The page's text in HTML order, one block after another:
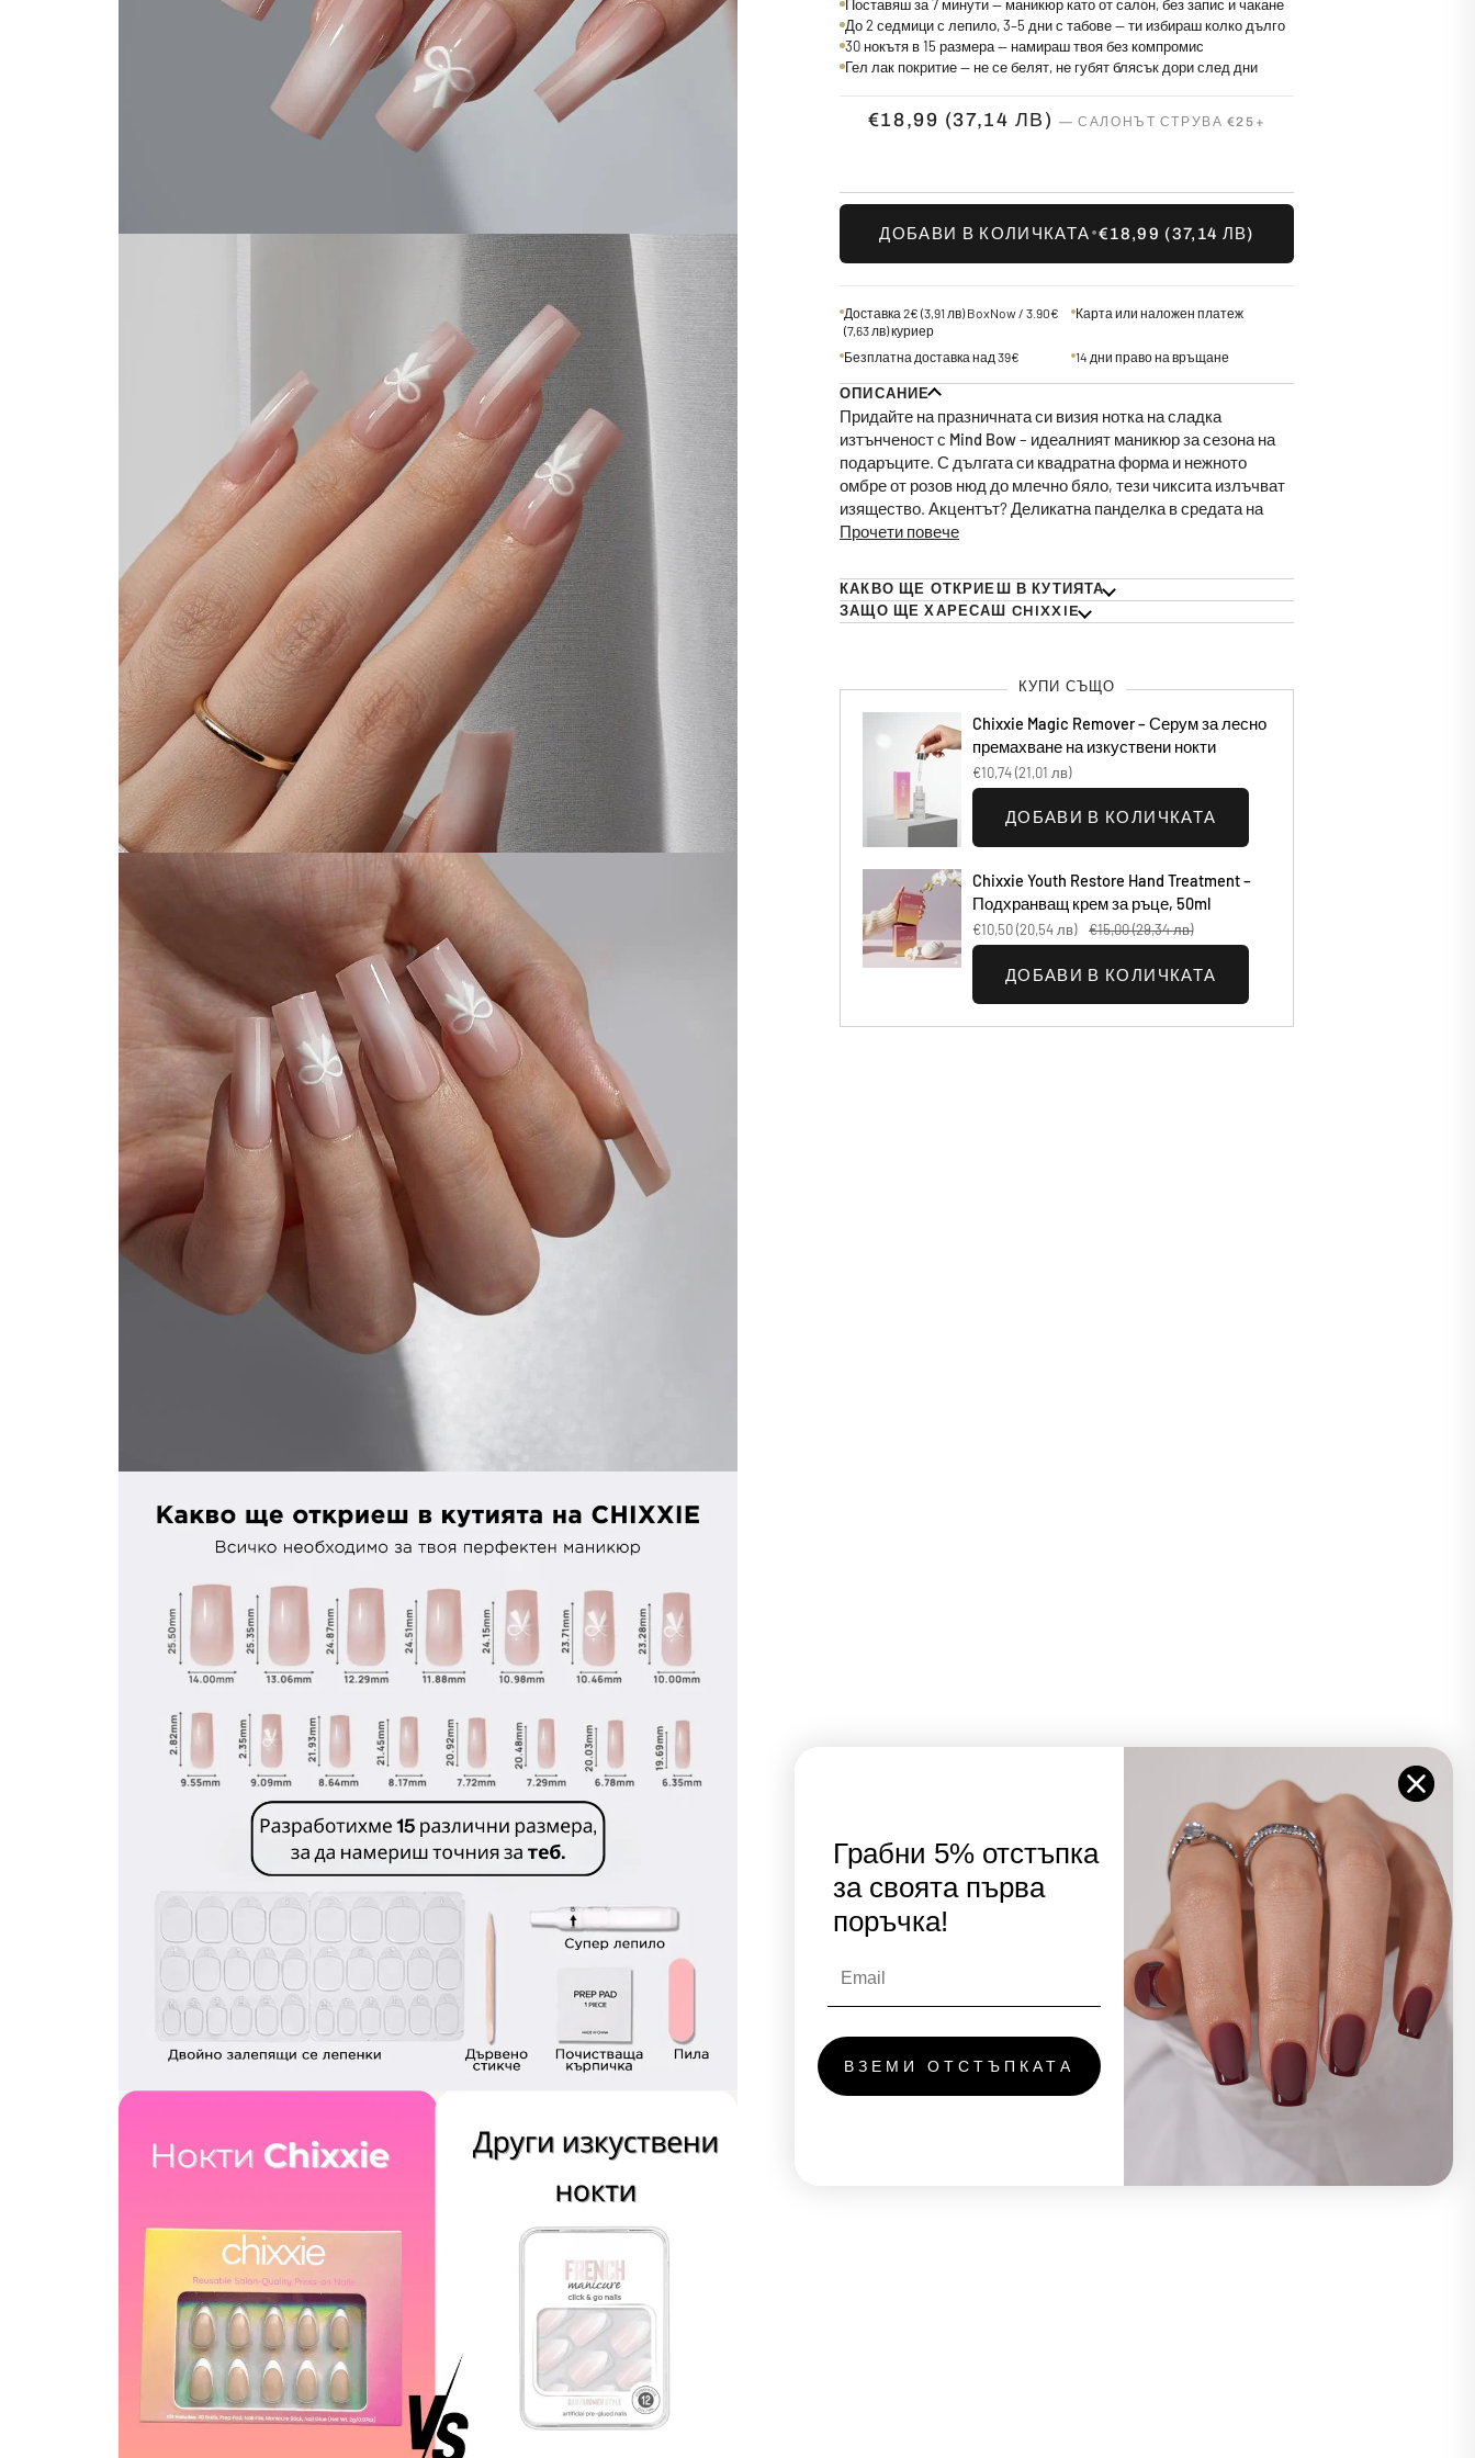
Поставяш за 7 минути — маникюр като от салон, без запис и чакане
До 2 седмици с лепило, 3–5 дни с табове — ти избираш колко дълго
30 нокътя в 15 размера — намираш твоя без компромис
Гел лак покритие — не се белят, не губят блясък дори след дни
€18,99 (37,14 ЛВ)
ДОБАВИ В КОЛИЧКАТА•€18,99 (37,14 ЛВ)
Доставка 2€ (3,91 лв)BoxNow / 3.90€
(7,63 лв)куриер
Карта или наложен платеж
Безплатна доставка над 39€ 14 дни право на връщане
ОПИСАНИЕ
Придайте на празничната си визия нотка на сладка
изтънченост с Mind Bow– идеалният маникюр за сезона на
подаръците. С дългата си квадратна форма и нежното
омбре от розов нюд до млечно бяло, тези чиксита излъчват
изящество. Акцентът? Деликатна панделка в средата на
Прочети повече
КАКВО ЩЕ ОТКРИЕШ В КУТИЯТА
ЗАЩО ЩЕ ХАРЕСАШ CHIXXIE
КУПИ СЪЩО
Chixxie Magic Remover – Серум за лесно
премахване на изкуствени нокти
€10,74(21,01 лв)
ДОБАВИ В КОЛИЧКАТА
Chixxie Youth Restore Hand Treatment –
Подхранващ крем за ръце, 50ml
€10,50(20,54 лв) €15,00(29,34 лв)
ДОБАВИ В КОЛИЧКАТА
Грабни 5% отстъпка
за своята първа
поръчка!
ВЗЕМИ ОТСТЪПКАТА